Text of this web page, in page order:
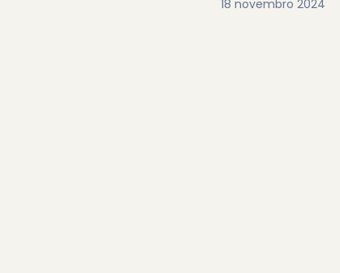
18 novembro 2024